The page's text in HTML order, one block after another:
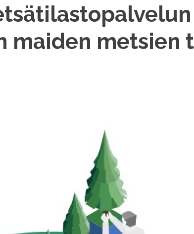
maiden metsien